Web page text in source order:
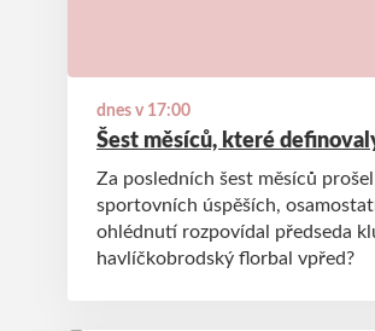
dnes v 17:00
Šest měsíců, které
Za posledních šest měsíců
sportovních úspěších,
ohlédnutí rozpovídal předseda
havlíčkobrodský florbal vpřed?